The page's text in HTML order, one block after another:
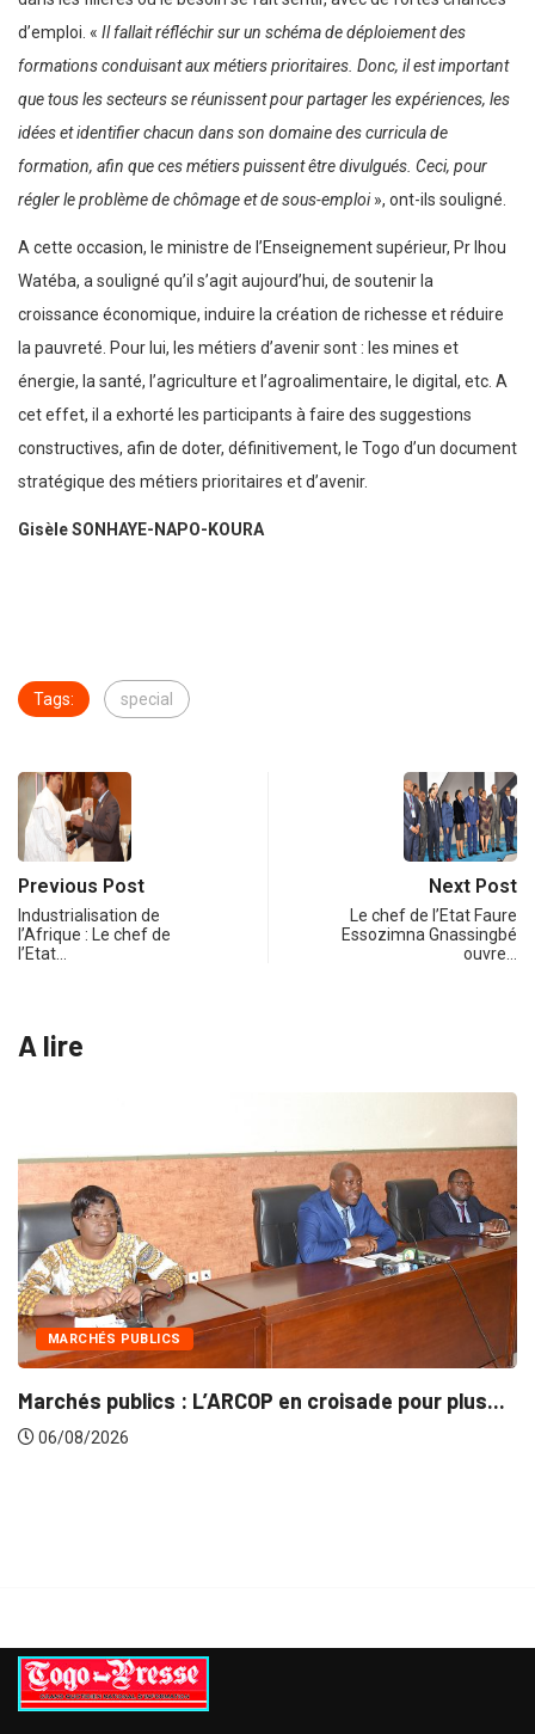
d’emploi. « Il fallait réfléchir sur un schéma de déploiement des
formations conduisant aux métiers prioritaires. Donc, il est important
que tous les secteurs se réunissent pour partager les expériences, les
idées et identifier chacun dans son domaine des curricula de
formation, afin que ces métiers puissent être divulgués. Ceci, pour
régler le problème de chômage et de sous-emploi», ont-ils souligné.
A cette occasion, le ministre de l’Enseignement supérieur, Pr Ihou
Watéba, a souligné qu’il s’agit aujourd’hui, de soutenir la
croissance économique, induire la création de richesse et réduire
la pauvreté. Pour lui, les métiers d’avenir sont : les mines et
énergie, la santé, l’agriculture et l’agroalimentaire, le digital, etc. A
cet effet, il a exhorté les participants à faire des suggestions
constructives, afin de doter, définitivement, le Togo d’un document
stratégique des métiers prioritaires et d’avenir.
Gisèle SONHAYE-NAPO-KOURA
Tags: special
Previous Post
Industrialisation de
l’Afrique : Le chef de
l’Etat…
Next Post
Le chef de l’Etat Faure
Essozimna Gnassingbé
ouvre…
A lire
pour plus...
INTÉGRATION RÉGIONALE
Gestion concertée et durable du